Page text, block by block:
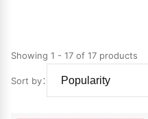
Showing 1 - 17 of 17 products
Sort by：